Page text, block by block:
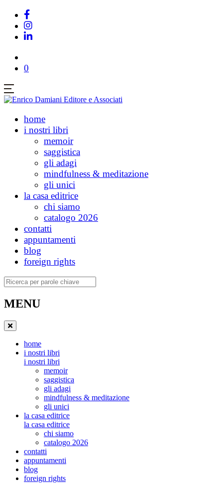
0
home
i nostri libri
memoir
saggistica
gli adagi
mindfulness & meditazione
gli unici
la casa editrice
chi siamo
catalogo 2026
contatti
appuntamenti
blog
foreign rights
Ricerca
MENU
home
i nostri libri
i nostri libri
memoir
saggistica
gli adagi
mindfulness & meditazione
gli unici
la casa editrice
la casa editrice
chi siamo
catalogo 2026
contatti
appuntamenti
blog
foreign rights